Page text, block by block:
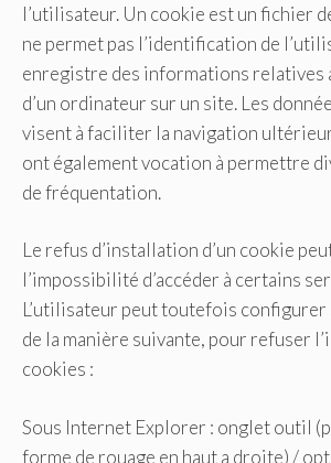
l’utilisateur. Un cookie est un fichier
ne permet pas l’identification de
enregistre des informations relatives
d’un ordinateur sur un site. Les
visent à faciliter la navigation
ont également vocation à permettre
de fréquentation.
Le refus d’installation d’un cookie
l’impossibilité d’accéder à certains
L’utilisateur peut toutefois
de la manière suivante, pour refuser
cookies :
Sous Internet Explorer : onglet outil
forme de rouage en haut a droite) /